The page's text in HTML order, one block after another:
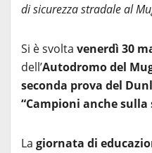
di sicurezza stradale al
Si è svolta venerdì 30
dell’Autodromo del
seconda prova del
“Campioni anche sulla
La giornata di